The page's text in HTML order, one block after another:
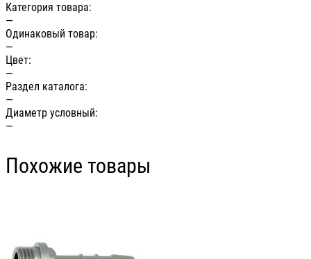
Категория товара:
—
Одинаковый товар:
—
Цвет:
—
Раздел каталога:
—
Диаметр условный:
—
Похожие товары